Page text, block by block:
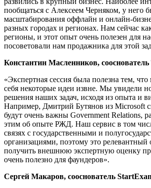
пообщаться с Алексеем Черняком, у него
масштабирования оффлайн и онлайн-
разных городах и регионах. Нам сейчас
регионы, и этот опыт очень полезен для
посоветовали нам продажника для этой
Константин Масленников, сооснователь
«Экспертная сессия была полезна тем,
себя некоторые идеи извне. Мы увидели
решения наших задач, исходя из опыта и
Например, Дмитрий Бутянов из Microsoft
будут очень важны Government Relations,
этим об опыте РЖД. Наш сервис в том
связях с государственными и
организациями, поэтому это
получить внешнюю экспертную оценку
очень полезно для фаундеров».
Сергей Макаров, сооснователь